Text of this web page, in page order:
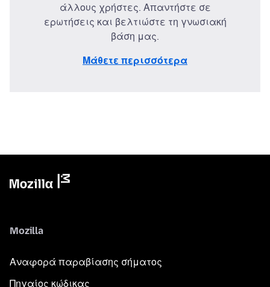
άλλους χρήστες. Απαντήστε σε
ερωτήσεις και βελτιώστε τη γνωσιακή
βάση μας.
Μάθετε περισσότερα
Mozilla
Αναφορά παραβίασης σήματος
Πηγαίος κώδικας